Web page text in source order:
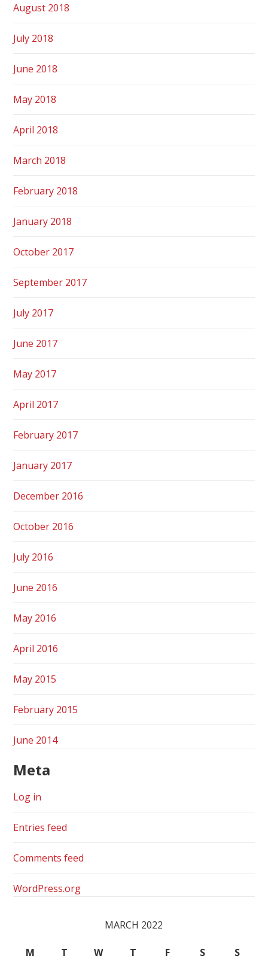
August 2018
July 2018
June 2018
May 2018
April 2018
March 2018
February 2018
January 2018
October 2017
September 2017
July 2017
June 2017
May 2017
April 2017
February 2017
January 2017
December 2016
October 2016
July 2016
June 2016
May 2016
April 2016
May 2015
February 2015
June 2014
Meta
Log in
Entries feed
Comments feed
WordPress.org
MARCH 2022
M T W T F S S